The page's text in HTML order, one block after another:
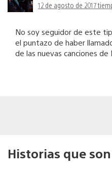
12 de agosto de 2017
No soy seguidor de este
el puntazo de haber
de las nuevas canciones de
Historias que